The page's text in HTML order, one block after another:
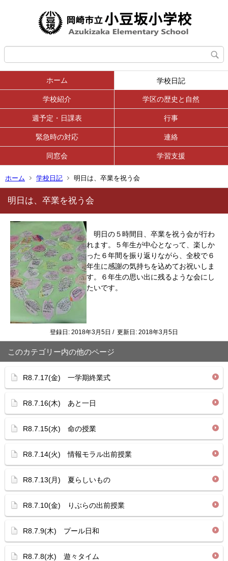
ホーム 学校日記
学校紹介 学区の歴史と自然
週予定・日課表 行事
緊急時の対応 連絡
同窓会 学習支援
ホーム 学校日記 明日は、卒業を祝う会
明日は、卒業を祝う会
明日の５時間目、卒業を祝う会が行わ
れます。５年生が中心となって、楽しか
った６年間を振り返りながら、全校で６
年生に感謝の気持ちを込めてお祝いしま
す。６年生の思い出に残るような会にし
たいです。
登録日: 2018年3月5日 / 更新日: 2018年3月5日
このカテゴリー内の他のページ
R8.7.17(金) 一学期終業式
R8.7.16(木) あと一日
R8.7.15(水) 命の授業
R8.7.14(火) 情報モラル出前授業
R8.7.13(月) 夏らしいもの
R8.7.10(金) りぶらの出前授業
R8.7.9(木) プール日和
R8.7.8(水) 遊々タイム